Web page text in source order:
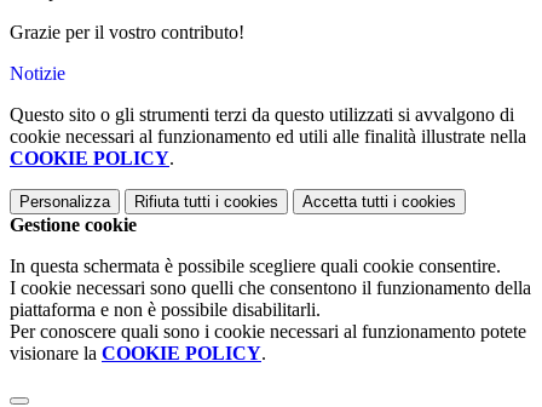
Grazie per il vostro contributo!
Notizie
Questo sito o gli strumenti terzi da questo utilizzati si avvalgono di
cookie necessari al funzionamento ed utili alle finalità illustrate nella
COOKIE POLICY.
Personalizza Rifiuta tutti i cookies Accetta tutti i cookies
Gestione cookie
In questa schermata è possibile scegliere quali cookie consentire.
I cookie necessari sono quelli che consentono il funzionamento della
piattaforma e non è possibile disabilitarli.
Per conoscere quali sono i cookie necessari al funzionamento potete
visionare la COOKIE POLICY.